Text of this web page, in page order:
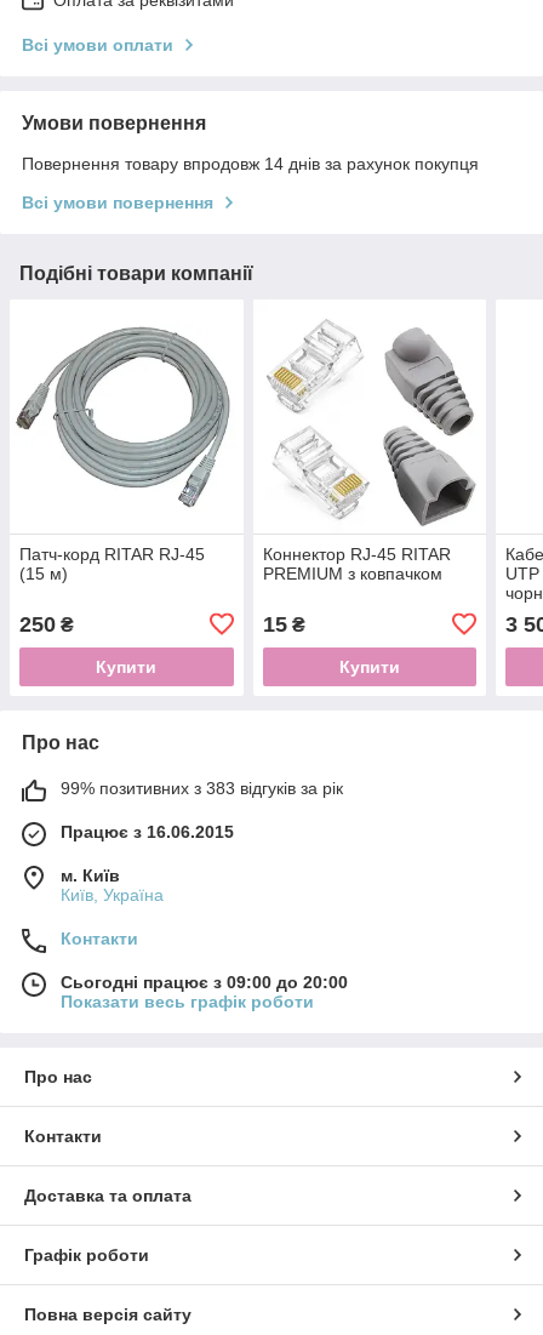
Всі умови оплати
Умови повернення
Повернення товару впродовж 14 днів за рахунок покупця
Всі умови повернення
Подібні товари компанії
Патч-корд RITAR RJ-45
(15 м)
250 ₴
Купити
Коннектор RJ-45 RITAR
PREMIUM з ковпачком
15₴
Купити
3
Про нас
99% позитивних з 383 відгуків за рік
Працює з 16.06.2015
м. Київ
Київ, Україна
Контакти
Сьогодні працює з 09:00 до 20:00
Показати весь графік роботи
Про нас
Контакти
Доставка та оплата
Графік роботи
Повна версія сайту